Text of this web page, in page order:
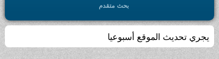
بحث متقدم
يجري تحديث الموقع أسبوعيا